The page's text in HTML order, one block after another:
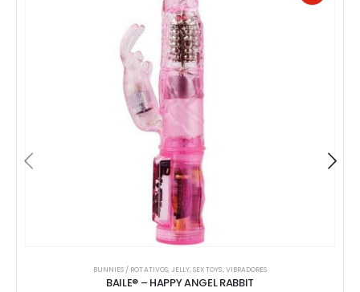
BUNNIES / ROTATIVOS, JELLY,SEX TOYS, VIBRADORES
BAILE® – HAPPY ANGEL RABBIT